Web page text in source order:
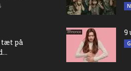
tæt på
9